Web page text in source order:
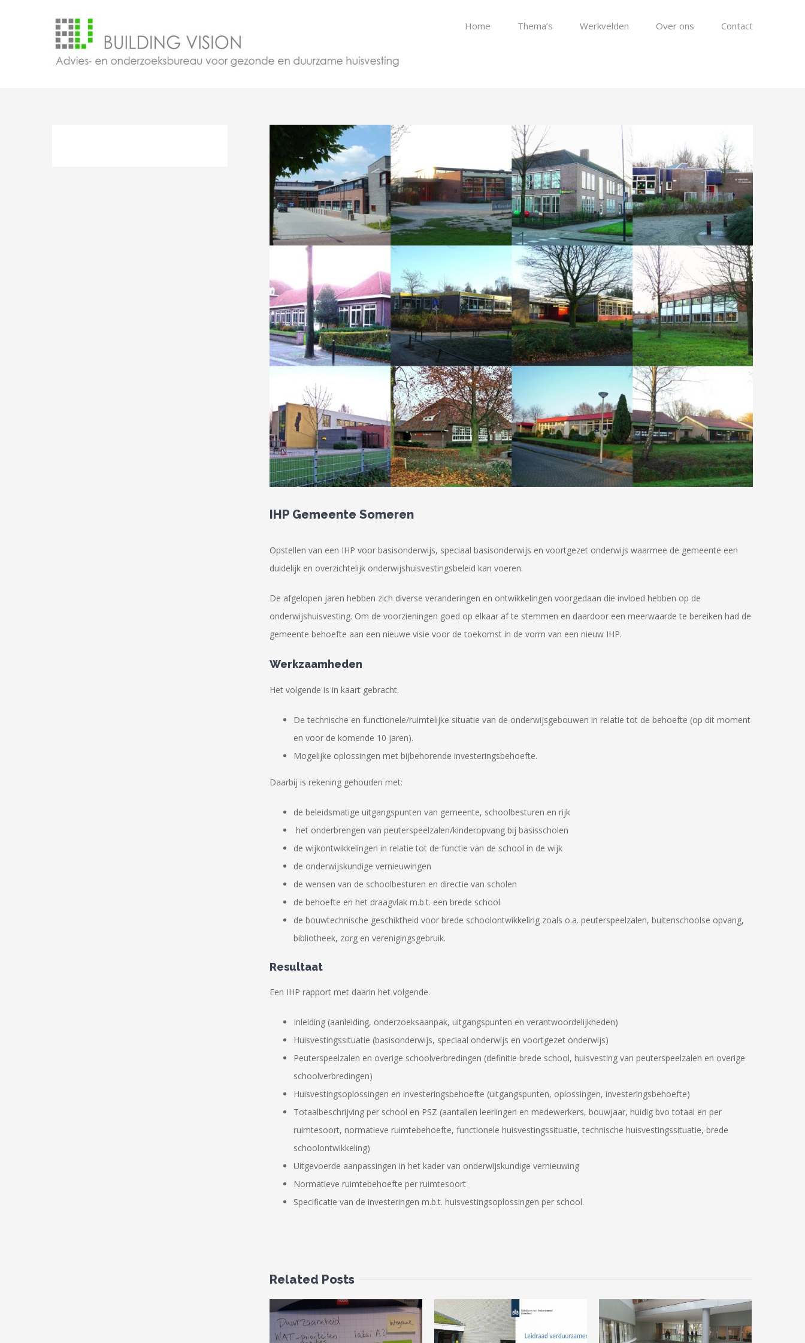
Home Thema’s Werkvelden Over ons Contact
IHP Gemeente Someren
Opstellen van een IHP voor basisonderwijs, speciaal basisonderwijs en voortgezet onderwijs waarmee de gemeente een
duidelijk en overzichtelijk onderwijshuisvestingsbeleid kan voeren.
De afgelopen jaren hebben zich diverse veranderingen en ontwikkelingen voorgedaan die invloed hebben op de
onderwijshuisvesting. Om de voorzieningen goed op elkaar af te stemmen en daardoor een meerwaarde te bereiken had de
gemeente behoefte aan een nieuwe visie voor de toekomst in de vorm van een nieuw IHP.
Werkzaamheden
Het volgende is in kaart gebracht.
De technische en functionele/ruimtelijke situatie van de onderwijsgebouwen in relatie tot de behoefte (op dit moment
en voor de komende 10 jaren).
Mogelijke oplossingen met bijbehorende investeringsbehoefte.
Daarbij is rekening gehouden met:
de beleidsmatige uitgangspunten van gemeente, schoolbesturen en rijk
het onderbrengen van peuterspeelzalen/kinderopvang bij basisscholen
de wijkontwikkelingen in relatie tot de functie van de school in de wijk
de onderwijskundige vernieuwingen
de wensen van de schoolbesturen en directie van scholen
de behoefte en het draagvlak m.b.t. een brede school
de bouwtechnische geschiktheid voor brede schoolontwikkeling zoals o.a. peuterspeelzalen, buitenschoolse opvang,
bibliotheek, zorg en verenigingsgebruik.
Resultaat
Een IHP rapport met daarin het volgende.
Inleiding (aanleiding, onderzoeksaanpak, uitgangspunten en verantwoordelijkheden)
Huisvestingssituatie (basisonderwijs, speciaal onderwijs en voortgezet onderwijs)
Peuterspeelzalen en overige schoolverbredingen (definitie brede school, huisvesting van peuterspeelzalen en overige
schoolverbredingen)
Huisvestingsoplossingen en investeringsbehoefte (uitgangspunten, oplossingen, investeringsbehoefte)
Totaalbeschrijving per school en PSZ (aantallen leerlingen en medewerkers, bouwjaar, huidig bvo totaal en per
ruimtesoort, normatieve ruimtebehoefte, functionele huisvestingssituatie, technische huisvestingssituatie, brede
schoolontwikkeling)
Uitgevoerde aanpassingen in het kader van onderwijskundige vernieuwing
Normatieve ruimtebehoefte per ruimtesoort
Specificatie van de investeringen m.b.t. huisvestingsoplossingen per school.
Related Posts
Workshopsessie opstellen
duurzaam huisvestingsplan
Leidraad verduurzamen van
schoolgebouwen voor